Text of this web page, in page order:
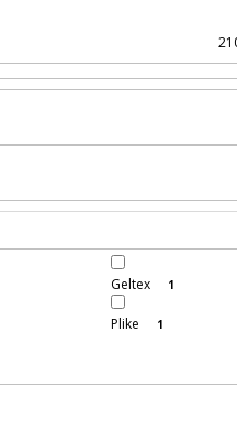
Í
P
O
U
T
Ů
Geltex 1
Plike 1